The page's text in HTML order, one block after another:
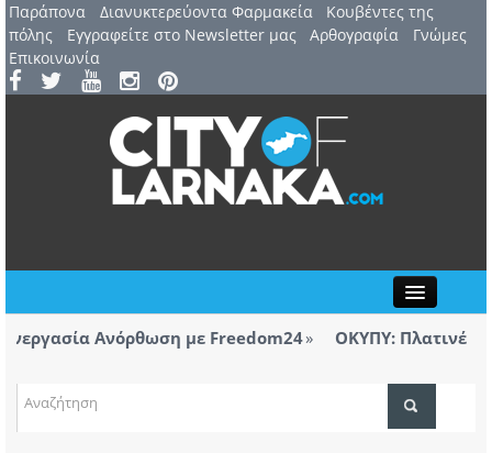
Παράπονα Διανυκτερεύοντα Φαρμακεία
Kουβέντες της
πόλης
Εγγραφείτε στο Newsletter μας Αρθογραφία
Γνώμες
Επικοινωνία
ΤΟΠΙΚΑ ΝΕΑ
Ανόρθωση με Freedom24
ΟΚΥΠΥ: Πλατινένια
Ανόρθωση με Freedom24